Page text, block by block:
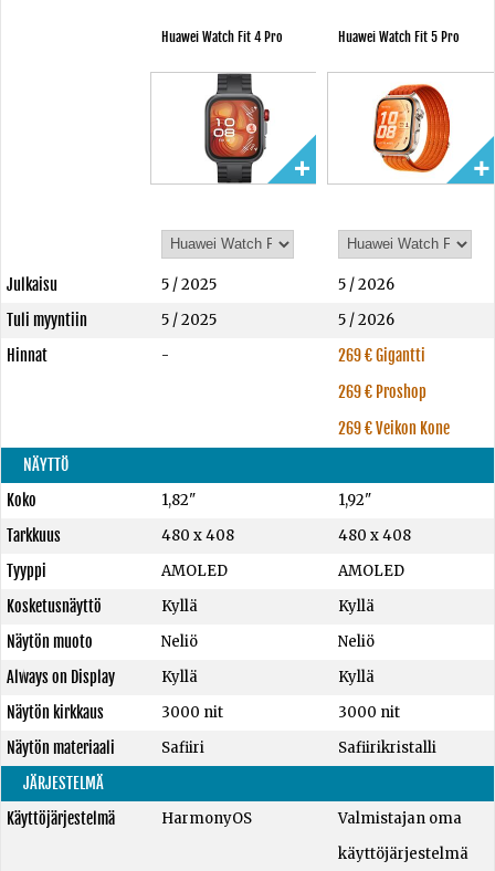
Huawei Watch Fit 4 Pro Huawei Watch Fit 5 Pro
Julkaisu 5 / 2025
5 / 2026
Tuli myyntiin
5 / 2025
5 / 2026
Hinnat
-
269 € Gigantti
269 € Proshop
269 € Veikon Kone
NÄYTTÖ
Koko
1,82"
1,92"
Tarkkuus
480 x 408
480 x 408
Tyyppi
AMOLED
AMOLED
Kosketusnäyttö
Kyllä
Kyllä
Näytön muoto
Neliö
Neliö
Always on Display
Kyllä
Kyllä
Näytön kirkkaus
3000 nit
3000 nit
Näytön materiaali
Safiiri
Safiirikristalli
JÄRJESTELMÄ
Käyttöjärjestelmä
HarmonyOS
Valmistajan oma
käyttöjärjestelmä